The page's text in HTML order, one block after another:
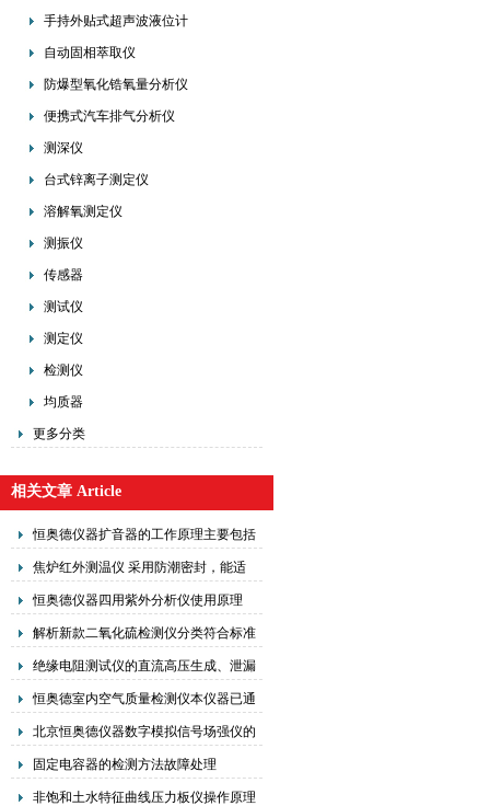
手持外贴式超声波液位计
自动固相萃取仪
防爆型氧化锆氧量分析仪
便携式汽车排气分析仪
测深仪
台式锌离子测定仪
溶解氧测定仪
测振仪
传感器
测试仪
测定仪
检测仪
均质器
更多分类
相关文章 Article
恒奥德仪器扩音器的工作原理主要包括
以下几个步骤
焦炉红外测温仪 采用防潮密封，能适
应雨天环境的适用要求
恒奥德仪器四用紫外分析仪使用原理
解析新款二氧化硫检测仪分类符合标准
绝缘电阻测试仪的直流高压生成、泄漏
电流测量与兆欧值计算原理
恒奥德室内空气质量检测仪本仪器已通
过北京市计量科学研院所有性能标测试
北京恒奥德仪器数字模拟信号场强仪的
操作使用原理
固定电容器的检测方法故障处理
非饱和土水特征曲线压力板仪操作原理